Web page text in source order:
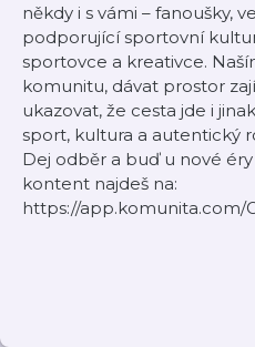
někdy i s vámi – fanoušky,
podporující sportovní
sportovce a kreativce.
komunitu, dávat prostor
ukazovat, že cesta jde i
sport, kultura a autentický
Dej odběr a buď u nové éry
kontent najdeš na:
https://app.komunita.com/